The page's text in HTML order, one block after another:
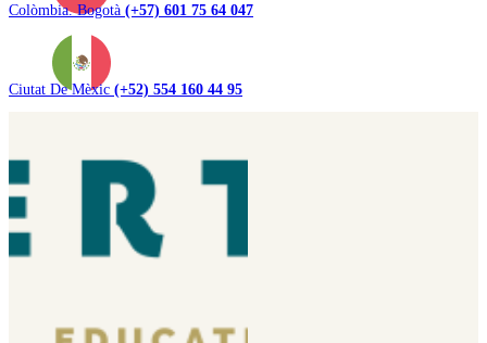
Colòmbia. Bogotà (+57) 601 75 64 047
Ciutat De Mèxic (+52) 554 160 44 95